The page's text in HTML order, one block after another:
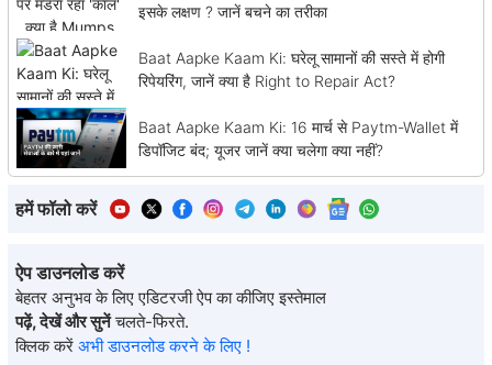
इसके लक्षण ? जानें बचने का तरीका
Baat Aapke Kaam Ki: घरेलू सामानों की सस्ते में होगी
रिपेयरिंग, जानें क्या है Right to Repair Act?
Baat Aapke Kaam Ki: 16 मार्च से Paytm-Wallet में
डिपॉजिट बंद; यूजर जानें क्या चलेगा क्या नहीं?
हमें फॉलो करें
ऐप डाउनलोड करें
बेहतर अनुभव के लिए एडिटरजी ऐप का कीजिए इस्तेमाल
पढ़ें, देखें और सुनें चलते-फिरते.
क्लिक करें अभी डाउनलोड करने के लिए !